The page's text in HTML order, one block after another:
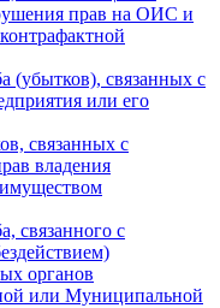
прав на ОИС и
(убытков), связанных с
или его
связанных с
владения
связанного с
органов
или Муниципальной